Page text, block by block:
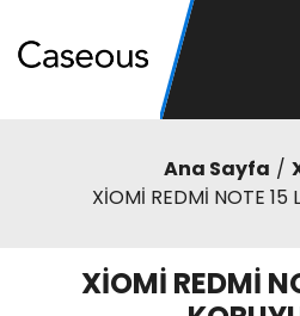
Ana Sayfa
XİOMİ REDMİ NOTE 15
XİOMİ REDMİ